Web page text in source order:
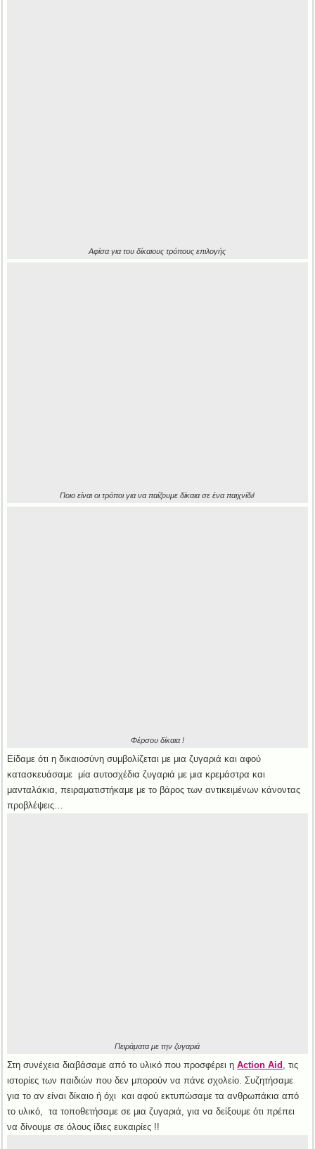
Αφίσα για του δίκαιους τρόπους επιλογής
Ποιο είναι οι τρόποι για να παίζουμε δίκαια σε ένα παιχνίδι!
Φέρσου δίκαια !
Είδαμε ότι η δικαιοσύνη συμβολίζεται με μια ζυγαριά και αφού
κατασκευάσαμε μία αυτοσχέδια ζυγαριά με μια κρεμάστρα και
μανταλάκια, πειραματιστήκαμε με το βάρος των αντικειμένων κάνοντας
προβλέψεις…
Πειράματα με την ζυγαριά
Στη συνέχεια διαβάσαμε από το υλικό που προσφέρει ηAction Aid , τις
ιστορίες των παιδιών που δεν μπορούν να πάνε σχολείο. Συζητήσαμε
για το αν είναι δίκαιο ή όχι και αφού εκτυπώσαμε τα ανθρωπάκια από
το υλικό, τα τοποθετήσαμε σε μια ζυγαριά, για να δείξουμε ότι πρέπει
να δίνουμε σε όλους ίδιες ευκαιρίες !!